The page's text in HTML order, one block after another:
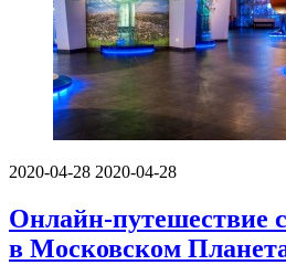
2020-04-28 2020-04-28
Онлайн-путешествие
в Московском